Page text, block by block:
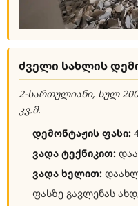
ძველი სახლის
2-სართულიანი, სულ
კვ.მ.
დემონტაჟის ფასი:
ვადა ტექნიკით:
ვადა ხელით:
ფასზე გავლენას